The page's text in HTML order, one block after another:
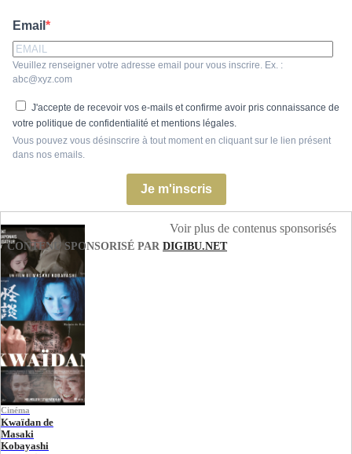
Email
Veuillez renseigner votre adresse email pour vous inscrire. Ex. :
abc@xyz.com
J'accepte de recevoir vos e-mails et confirme avoir pris connaissance de
votre politique de confidentialité et mentions légales.
Vous pouvez vous désinscrire à tout moment en cliquant sur le lien présent
dans nos emails.
Je m'inscris
CONTENU SPONSORISÉ PAR DIGIBU.NET
Voir plus de contenus sponsorisés
Cinéma
Kwaïdan de
Masaki
Kobayashi